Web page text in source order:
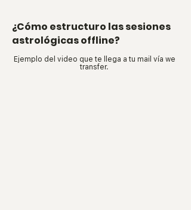
¿Cómo estructuro las sesiones
astrológicas offline?
Ejemplo del video que te llega a tu mail vía we
transfer.